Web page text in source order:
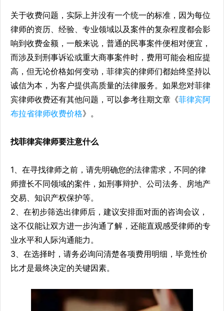
关于收费问题，实际上并没有一个统一的标准，因为每位
律师的资历、经验、专业领域以及案件的复杂程度都会影
响到收费金额，一般来说，普通的民事案件便相对便宜，
而涉及到刑事诉讼或重大商事案件时，费用可能会相应提
高，但无论价格如何变动，菲律宾的律师们都始终坚持以
诚信为本，为客户提供高质量的法律服务。如果您对菲律
宾律师收费还有其他问题，可以参考往期文章《菲律宾阿
布拉省律师收费价格》。
找菲律宾律师要注意什么
1、在寻找律师之前，请先明确您的法律需求，不同的律
师擅长不同领域的案件，如刑事辩护、公司法务、房地产
交易、知识产权保护等。
2、在初步筛选出律师后，建议安排面对面的咨询会议，
这不仅能让双方进一步沟通了解，还能直观感受律师的专
业水平和人际沟通能力。
3、在选择时，请务必询问清楚各项费用明细，毕竟性价
比才是最终决定的关键因素。